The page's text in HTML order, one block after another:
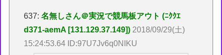
637:名無しさん＠実況で競馬板アウト (ﾆｸｸｴ
d371-aemA [131.129.37.149]) 2018/09/29(土)
15:24:53.64 ID:97U7Jv6q0NIKU